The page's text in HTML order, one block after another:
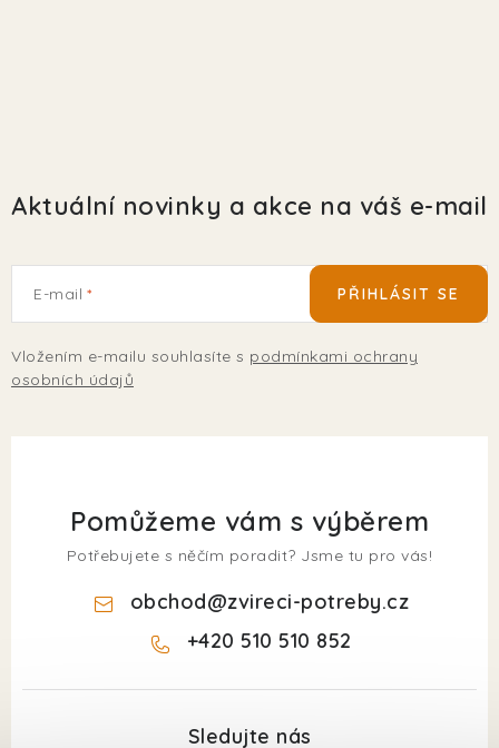
Aktuální novinky a akce na váš e-mail
E-mail
Vložením e-mailu souhlasíte s podmínkami ochrany
osobních údajů
PŘIHLÁSIT SE
Pomůžeme vám s výběrem
Potřebujete s něčím poradit? Jsme tu pro vás!
obchod@zvireci-potreby.cz
+420 510 510 852